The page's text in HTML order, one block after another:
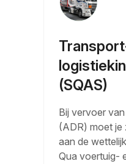
(SQAS)
Bij vervoer
(ADR) moet je
aan de
Qua voertuig-